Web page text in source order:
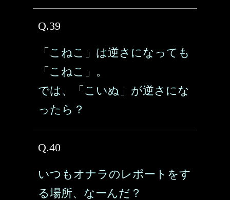
Q.39
「こねこ」は逆さになっても
「こねこ」。
では、「こいぬ」が逆さにな
ったら？
Q.40
いつもオナラのレポートをす
る場所、なーんだ？